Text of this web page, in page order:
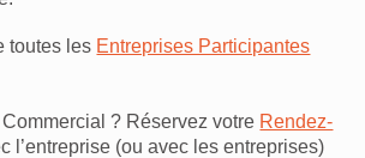
toutes les Entreprises Participantes
? Réservez votre Rendez-
l’entreprise (ou avec les entreprises)